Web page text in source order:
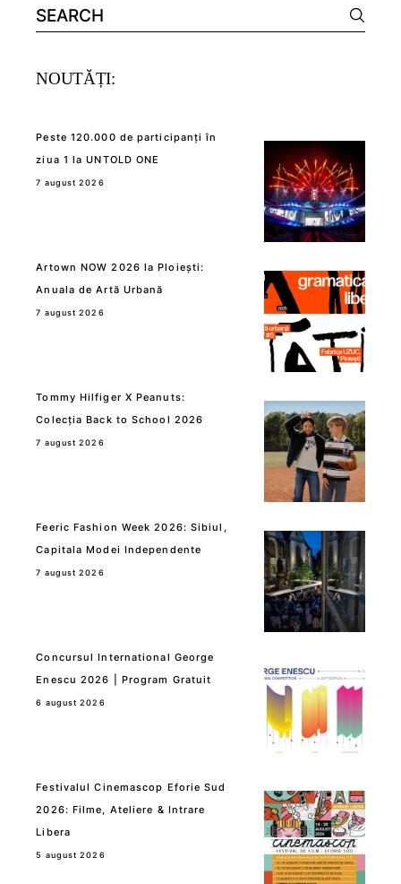
Search
for:
NOUTĂȚI:
Peste 120.000 de participanți în
ziua 1 la UNTOLD ONE
7 august 2026
Artown NOW 2026 la Ploiești:
Anuala de Artă Urbană
7 august 2026
Tommy Hilfiger X Peanuts:
Colecția Back to School 2026
7 august 2026
Feeric Fashion Week 2026: Sibiul,
Capitala Modei Independente
7 august 2026
Concursul International George
Enescu 2026 | Program Gratuit
6 august 2026
Festivalul Cinemascop Eforie Sud
2026: Filme, Ateliere & Intrare
Libera
5 august 2026